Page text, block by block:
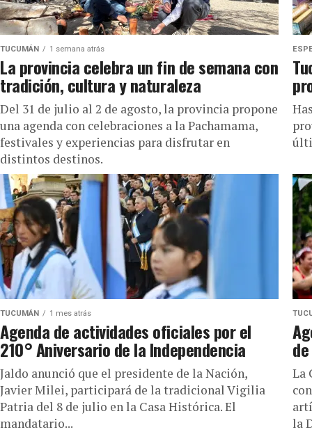
TUCUMÁN 1 semana atrás
La provincia celebra un fin de semana con
tradición, cultura y naturaleza
Del 31 de julio al 2 de agosto, la provincia propone
una agenda con celebraciones a la Pachamama,
festivales y experiencias para disfrutar en
distintos destinos.
TUCUMÁN 1 mes atrás
Agenda de actividades oficiales por el
210° Aniversario de la Independencia
Jaldo anunció que el presidente de la Nación,
Javier Milei, participará de la tradicional Vigilia
Patria del 8 de julio en la Casa Histórica. El
mandatario...
La
la